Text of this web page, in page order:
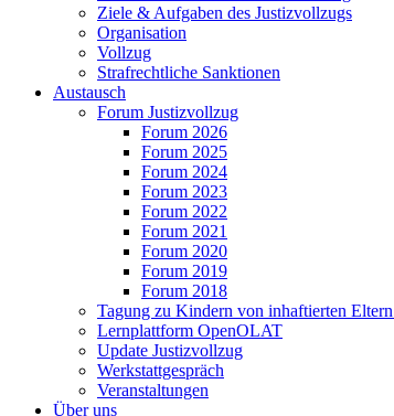
Ziele & Aufgaben des Justizvollzugs
Organisation
Vollzug
Strafrechtliche Sanktionen
Austausch
Forum Justizvollzug
Forum 2026
Forum 2025
Forum 2024
Forum 2023
Forum 2022
Forum 2021
Forum 2020
Forum 2019
Forum 2018
Tagung zu Kindern von inhaftierten Eltern
Lernplattform OpenOLAT
Update Justizvollzug
Werkstattgespräch
Veranstaltungen
Über uns